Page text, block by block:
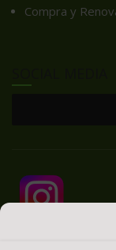
Compra y